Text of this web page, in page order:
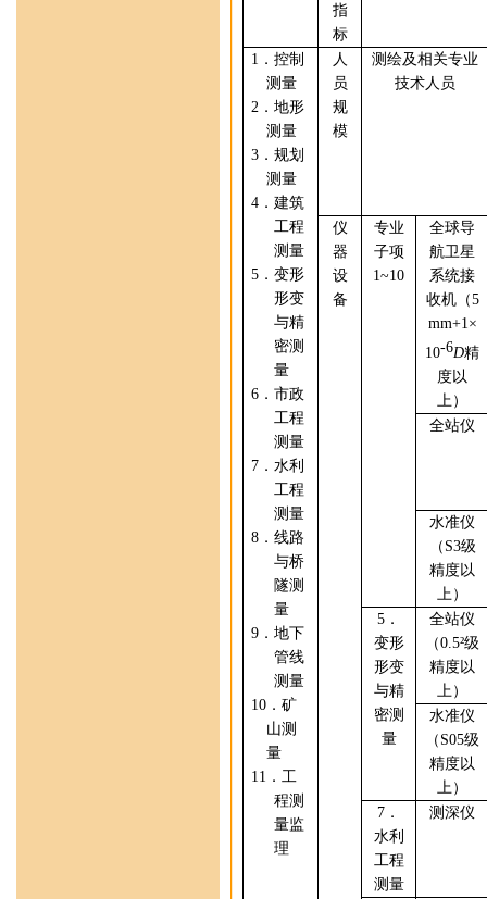
指
标
1 ．控制
测量
2 ．地形
测量
3 ．规划
测量
4 ．建筑
工程
测量
5 ．变形
形变
与精
密测
量
6 ．市政
工程
测量
7 ．水利
工程
测量
8 ．线路
与桥
隧测
量
9 ．地下
管线
测量
10 ．矿
山测
量
11 ．工
程测
量监
理
人
员
规
模
测绘及相关专业
技术人员
仪
器
设
备
专业
子项
1~10
全球导
航卫星
系统接
收机（5
mm+1 ×
10-6D精
度以
上）
全站仪
水准仪
（ S3级
精度以
上）
5 ．
变形
形变
与精
密测
量
全站仪
（0.5²级
精度以
上 ）
水准仪
（ S05级
精度以
上）
7 ．
水利
工程
测量
测深仪